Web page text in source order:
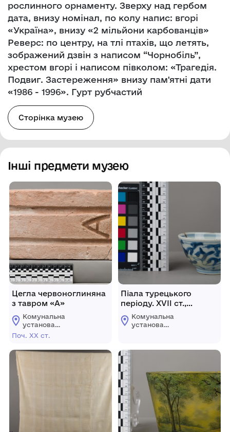
рослинного орнаменту. Зверху над гербом
дата, внизу номінал, по колу напис: вгорі
«Україна», внизу «2 мільйони карбованців»
Реверс: по центру, на тлі птахів, що летять,
зображений дзвін з написом “Чорнобіль”,
хрестом вгорі і написом півколом: «Трагедія.
Подвиг. Застереження» внизу пам'ятні дати
«1986 - 1996». Гурт рубчастий
Сторінка музею
Інші предмети музею
Цегла червоноглиняна
з тавром «А»
Комунальна
установа
"Ізмаїльський
краєзнавчий музей
Поч. ХХ ст.
Піала турецького
періоду. XVII ст.,
Ізмаїльська фортеця.
Комунальна
установа
краєзнавчий музей